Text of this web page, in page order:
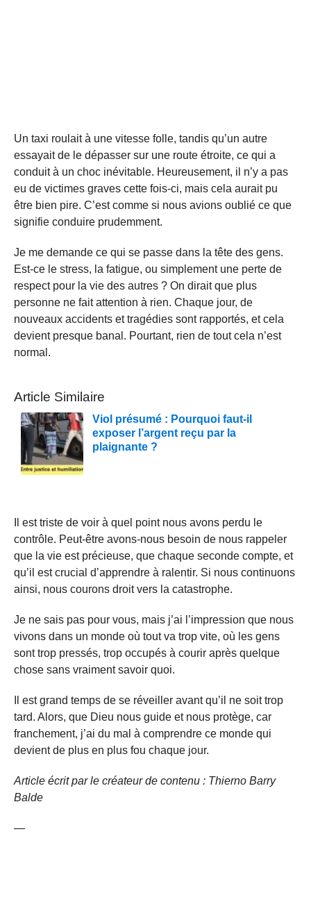
Un taxi roulait à une vitesse folle, tandis qu’un autre
essayait de le dépasser sur une route étroite, ce qui a
conduit à un choc inévitable. Heureusement, il n’y a pas
eu de victimes graves cette fois-ci, mais cela aurait pu
être bien pire. C’est comme si nous avions oublié ce que
signifie conduire prudemment.
Je me demande ce qui se passe dans la tête des gens.
Est-ce le stress, la fatigue, ou simplement une perte de
respect pour la vie des autres ? On dirait que plus
personne ne fait attention à rien. Chaque jour, de
nouveaux accidents et tragédies sont rapportés, et cela
devient presque banal. Pourtant, rien de tout cela n’est
normal.
Article Similaire
Viol présumé : Pourquoi faut-il
exposer l’argent reçu par la
plaignante ?
Il est triste de voir à quel point nous avons perdu le
contrôle. Peut-être avons-nous besoin de nous rappeler
que la vie est précieuse, que chaque seconde compte, et
qu’il est crucial d’apprendre à ralentir. Si nous continuons
ainsi, nous courons droit vers la catastrophe.
Je ne sais pas pour vous, mais j’ai l’impression que nous
vivons dans un monde où tout va trop vite, où les gens
sont trop pressés, trop occupés à courir après quelque
chose sans vraiment savoir quoi.
Il est grand temps de se réveiller avant qu’il ne soit trop
tard. Alors, que Dieu nous guide et nous protège, car
franchement, j’ai du mal à comprendre ce monde qui
devient de plus en plus fou chaque jour.
Article écrit par le créateur de contenu : Thierno Barry
Balde
—